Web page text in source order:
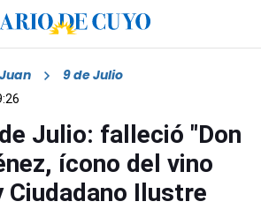
9 de Julio
Julio: falleció "Don
ícono del vino
Ciudadano Ilustre